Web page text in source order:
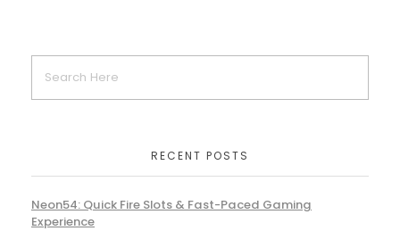
RECENT POSTS
Neon54: Quick Fire Slots & Fast-Paced Gaming
Experience